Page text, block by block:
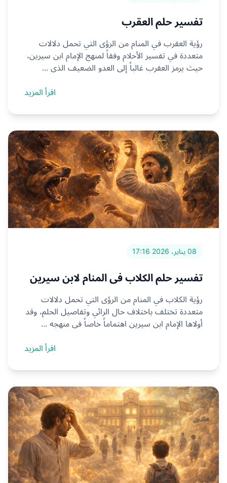
تفسير حلم العقرب
رؤية العقرب في المنام من الرؤى التي تحمل دلالات
متعددة في تفسير الأحلام وفقاً لمنهج الإمام ابن سيرين،
حيث يرمز العقرب غالباً إلى العدو الضعيف الذي ...
اقرأ المزيد
08 يناير، 2026 17:16
تفسير حلم الكلاب في المنام لابن سيرين
رؤية الكلاب في المنام من الرؤى التي تحمل دلالات
متعددة تختلف باختلاف حال الرائي وتفاصيل الحلم، وقد
أولاها الإمام ابن سيرين اهتماماً خاصاً في منهجه ...
اقرأ المزيد